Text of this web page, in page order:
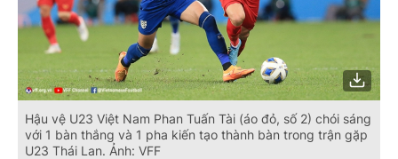
Hậu vệ U23 Việt Nam Phan Tuấn Tài (áo đỏ, số 2) chói sáng
với 1 bàn thắng và 1 pha kiến tạo thành bàn trong trận gặp
U23 Thái Lan. Ảnh: VFF